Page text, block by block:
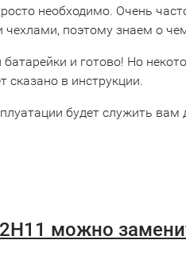
необходимо. Очень
поэтому знаем о
и готово! Но
сказано в инструкции.
будет служить вам
можно